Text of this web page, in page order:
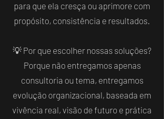
para que ela cresça ou aprimore com
propósito, consistência e resultados.
💡 Por que escolher nossas soluções?
Porque não entregamos apenas
consultoria ou tema, entregamos
evolução organizacional, baseada em
vivência real, visão de futuro e prática